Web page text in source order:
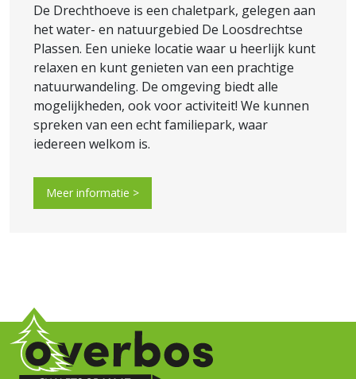
De Drechthoeve is een chaletpark, gelegen aan
het water- en natuurgebied De Loosdrechtse
Plassen. Een unieke locatie waar u heerlijk kunt
relaxen en kunt genieten van een prachtige
natuurwandeling. De omgeving biedt alle
mogelijkheden, ook voor activiteit! We kunnen
spreken van een echt familiepark, waar
iedereen welkom is.
Meer informatie >